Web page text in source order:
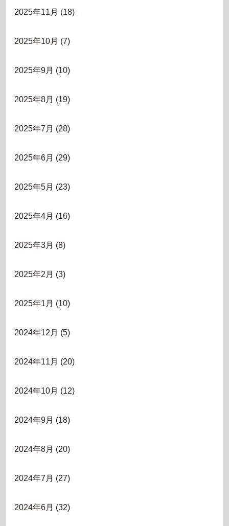
2025年11月 (18)
2025年10月 (7)
2025年9月 (10)
2025年8月 (19)
2025年7月 (28)
2025年6月 (29)
2025年5月 (23)
2025年4月 (16)
2025年3月 (8)
2025年2月 (3)
2025年1月 (10)
2024年12月 (5)
2024年11月 (20)
2024年10月 (12)
2024年9月 (18)
2024年8月 (20)
2024年7月 (27)
2024年6月 (32)